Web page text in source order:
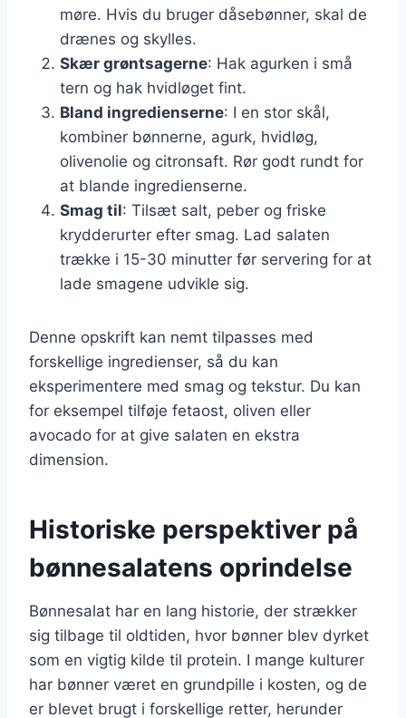
møre. Hvis du bruger dåsebønner, skal de
drænes og skylles.
Skær grøntsagerne: Hak agurken i små
tern og hak hvidløget fint.
Bland ingredienserne: I en stor skål,
kombiner bønnerne, agurk, hvidløg,
olivenolie og citronsaft. Rør godt rundt for
at blande ingredienserne.
Smag til: Tilsæt salt, peber og friske
krydderurter efter smag. Lad salaten
trække i 15-30 minutter før servering for at
lade smagene udvikle sig.
Denne opskrift kan nemt tilpasses med
forskellige ingredienser, så du kan
eksperimentere med smag og tekstur. Du kan
for eksempel tilføje fetaost, oliven eller
avocado for at give salaten en ekstra
dimension.
Historiske perspektiver på
bønnesalatens oprindelse
Bønnesalat har en lang historie, der strækker
sig tilbage til oldtiden, hvor bønner blev dyrket
som en vigtig kilde til protein. I mange kulturer
har bønner været en grundpille i kosten, og de
er blevet brugt i forskellige retter, herunder